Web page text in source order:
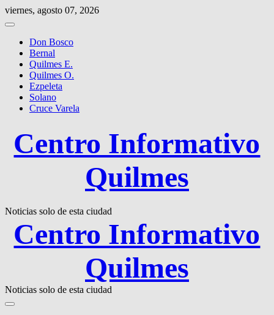
Saltar
al
viernes, agosto 07, 2026
Don Bosco
Bernal
Quilmes E.
Quilmes O.
Ezpeleta
Solano
Cruce Varela
Centro Informativo
Quilmes
Noticias solo de esta ciudad
Centro Informativo
Quilmes
Noticias solo de esta ciudad